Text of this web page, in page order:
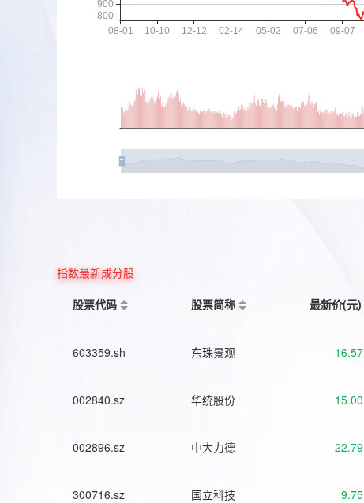
指数最新成分股
股票代码
股票简称 最新价(元)
603359.sh 东珠景观 16.57
002840.sz 华统股份 15.00
002896.sz 中大力德 22.79
300716.sz 国立科技 9.75